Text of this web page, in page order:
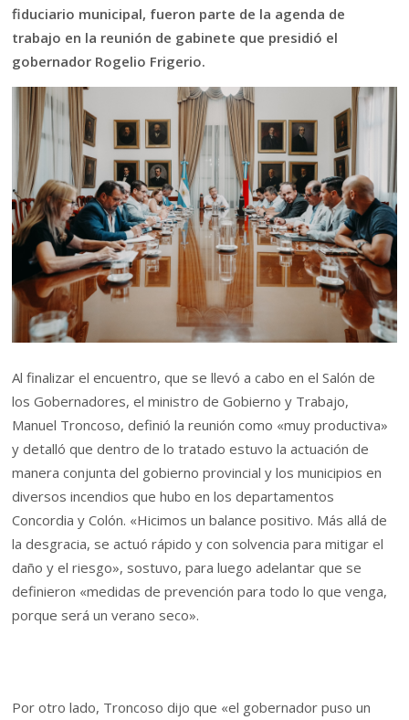
fiduciario municipal, fueron parte de la agenda de
trabajo en la reunión de gabinete que presidió el
gobernador Rogelio Frigerio.
Al finalizar el encuentro, que se llevó a cabo en el Salón de
los Gobernadores, el ministro de Gobierno y Trabajo,
Manuel Troncoso, definió la reunión como «muy productiva»
y detalló que dentro de lo tratado estuvo la actuación de
manera conjunta del gobierno provincial y los municipios en
diversos incendios que hubo en los departamentos
Concordia y Colón. «Hicimos un balance positivo. Más allá de
la desgracia, se actuó rápido y con solvencia para mitigar el
daño y el riesgo», sostuvo, para luego adelantar que se
definieron «medidas de prevención para todo lo que venga,
porque será un verano seco».
Por otro lado, Troncoso dijo que «el gobernador puso un